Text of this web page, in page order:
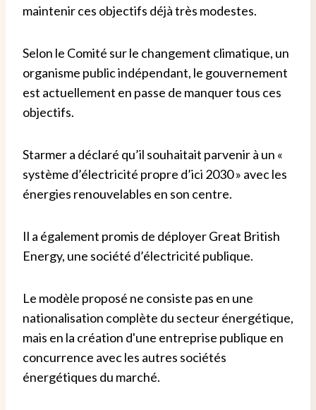
maintenir ces objectifs déjà très modestes.
Selon le Comité sur le changement climatique, un
organisme public indépendant, le gouvernement
est actuellement en passe de manquer tous ces
objectifs.
Starmer a déclaré qu’il souhaitait parvenir à un «
système d’électricité propre d’ici 2030 » avec les
énergies renouvelables en son centre.
Il a également promis de déployer Great British
Energy, une société d’électricité publique.
Le modèle proposé ne consiste pas en une
nationalisation complète du secteur énergétique,
mais en la création d'une entreprise publique en
concurrence avec les autres sociétés
énergétiques du marché.